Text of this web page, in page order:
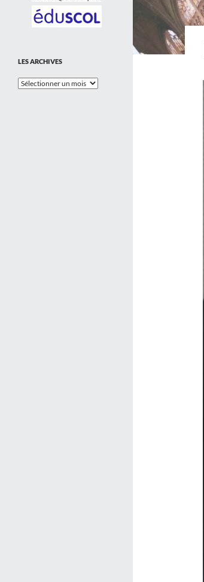
LES ARCHIVES
Les